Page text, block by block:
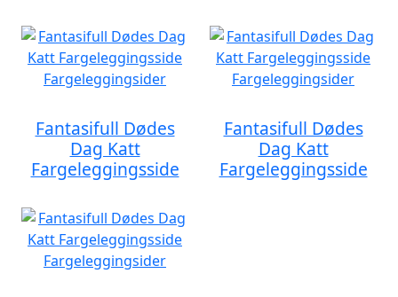
Fantasifull Dødes
Dag Katt
Fargeleggingsside
Fantasifull Dødes
Dag Katt
Fargeleggingsside